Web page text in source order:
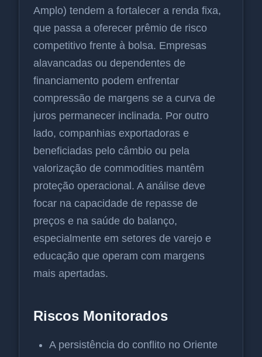
Amplo) tendem a fortalecer a renda fixa,
que passa a oferecer prêmio de risco
competitivo frente à bolsa. Empresas
alavancadas ou dependentes de
financiamento podem enfrentar
compressão de margens se a curva de
juros permanecer inclinada. Por outro
lado, companhias exportadoras e
beneficiadas pelo câmbio ou pela
valorização de commodities mantêm
proteção operacional. A análise deve
focar na capacidade de repasse de
preços e na saúde do balanço,
especialmente em setores de varejo e
educação que operam com margens
mais apertadas.
Riscos Monitorados
A persistência do conflito no Oriente